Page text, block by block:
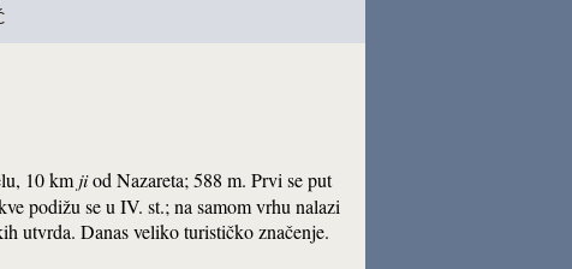
10 km jiod Nazareta; 588 m. Prvi se put
podižu se u IV. st.; na samom vrhu nalazi
utvrda. Danas veliko turističko značenje.